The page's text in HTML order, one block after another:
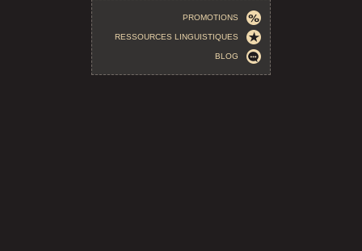
PROMOTIONS
RESSOURCES LINGUISTIQUES
BLOG